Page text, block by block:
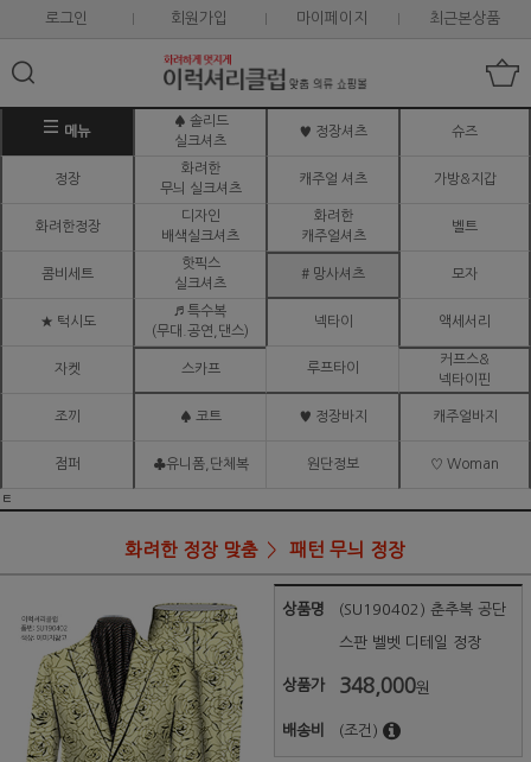
로그인 회원가입 마이페이지 최근본상품
메뉴
♠ 솔리드
실크셔츠
♥ 정장셔츠 슈즈
정장
화려한
무늬 실크셔츠
캐주얼 셔츠 가방&지갑
화려한정장
디자인
배색실크셔츠
화려한
캐주얼셔츠
벨트
콤비세트
핫픽스
실크셔츠
# 망사셔츠 모자
★ 턱시도
♬ 특수복
(무대.공연,댄스)
넥타이 액세서리
자켓 스카프 루프타이
커프스&
넥타이핀
조끼 ♠ 코트 ♥ 정장바지 캐주얼바지
점퍼 ♣유니폼,단체복 원단정보 ♡ Woman
ㅌ
화려한 정장 맞춤 패턴 무늬 정장
상품명 (SU190402) 춘추복 공단
스판 벨벳 디테일 정장
상품가 348,000원
배송비 (조건)